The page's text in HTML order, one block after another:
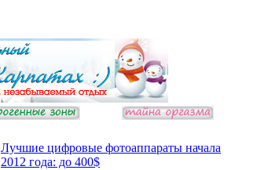
Лучшие цифровые фотоаппараты начала
2012 года: до 400$